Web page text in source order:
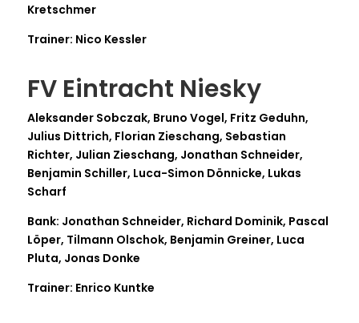
Kretschmer
Trainer: Nico Kessler
FV Eintracht Niesky
Aleksander Sobczak, Bruno Vogel, Fritz Geduhn,
Julius Dittrich, Florian Zieschang, Sebastian
Richter, Julian Zieschang, Jonathan Schneider,
Benjamin Schiller, Luca-Simon Dönnicke, Lukas
Scharf
Bank: Jonathan Schneider, Richard Dominik, Pascal
Löper, Tilmann Olschok, Benjamin Greiner, Luca
Pluta, Jonas Donke
Trainer: Enrico Kuntke